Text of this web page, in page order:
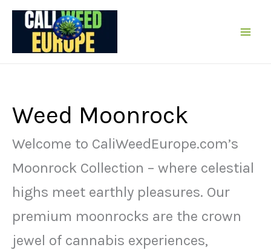
Zum
Inhalt
springen
Weed Moonrock
Welcome to CaliWeedEurope.com’s
Moonrock Collection – where celestial
highs meet earthly pleasures. Our
premium moonrocks are the crown
jewel of cannabis experiences,